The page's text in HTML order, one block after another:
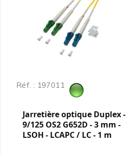
Réf. : 197011
Jarretière optique Duplex -
9/125 OS2 G652D - 3 mm -
LSOH - LCAPC / LC - 1 m